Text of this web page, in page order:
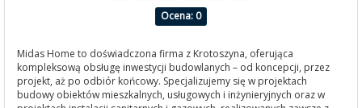
Ocena: 0
Midas Home to doświadczona firma z Krotoszyna, oferująca
kompleksową obsługę inwestycji budowlanych – od koncepcji, przez
projekt, aż po odbiór końcowy. Specjalizujemy się w projektach
budowy obiektów mieszkalnych, usługowych i inżynieryjnych oraz w